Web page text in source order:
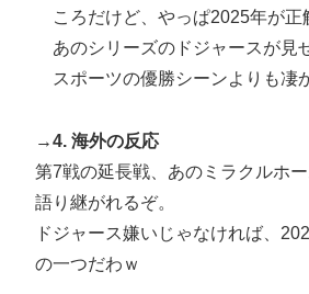
は・・・？【海外の反応】
▶ 【MLB】ドジャースファン「7連
→ 「まだまだ7.5ゲーム差もあるん
んだよ」
▶ 【衝撃】韓国人「日本の軽トラ、
▶ 外国人「親子丼という日本の料理
た…」
ころだけど、やっぱ2025年が正
あのシリーズのドジャースが見
スポーツの優勝シーンよりも凄
→4. 海外の反応
第7戦の延長戦、あのミラクルホ
語り継がれるぞ。
ドジャース嫌いじゃなければ、
の一つだわｗ